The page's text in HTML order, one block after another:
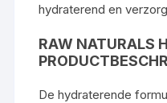
hydraterend en
RAW NATURALS
De hydraterende